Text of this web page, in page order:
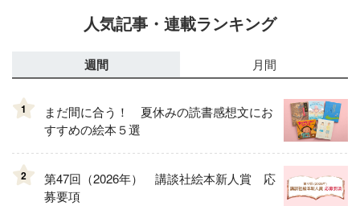
人気記事・連載ランキング
週間 月間
1
まだ間に合う！ 夏休みの読書感想文にお
すすめの絵本５選
2
第47回（2026年） 講談社絵本新人賞 応
募要項